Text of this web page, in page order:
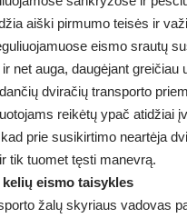
aiški pirmumo teisės ir
eismo srautų
net auga, daugėjant greičiau
dviračių transporto
reikėtų ypač atidžiai
prie susikirtimo neartėja
tik tuomet tęsti manevrą.
kelių eismo taisykles
žalų skyriaus vadovas